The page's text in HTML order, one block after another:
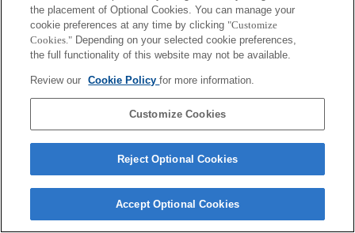
環境情報
プライバシーポリシー
クッキーポリシー
the placement of Optional Cookies. You can manage your
cookie preferences at any time by clicking "Customize
Cookies." Depending on your selected cookie preferences,
the full functionality of this website may not be available.
Review our Cookie Policyfor more information.
Customize Cookies
Reject Optional Cookies
Accept Optional Cookies